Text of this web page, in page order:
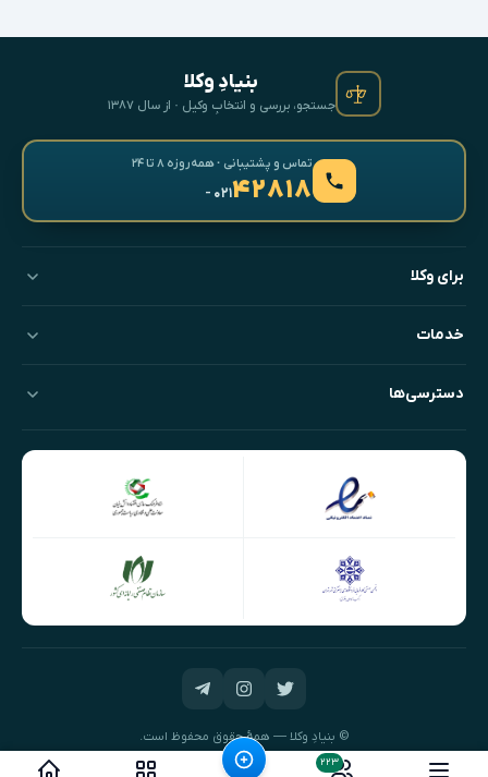
۲۲۳
بنیادِ وکلا
جستجو، بررسی و انتخابِ وکیل · از سال ۱۳۸۷
تماس و پشتیبانی · همه‌روزه ۸ تا ۲۴
۴۲۸۱۸- ۰۲۱
برای وکلا
خدمات
دسترسی‌ها
© بنیادِ وکلا — همهٔ حقوق محفوظ است.
طراحی و توسعه:نیک‌داده‌پرداز